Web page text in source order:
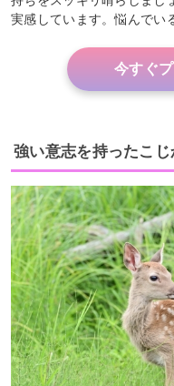
実感しています。悩んでい
今すぐ
強い意志を持ったこ